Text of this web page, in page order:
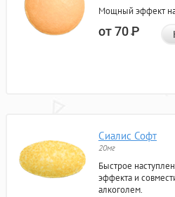
Мощный эффект на
от 70Р
Сиалис Софт
20мг
Быстрое
эффекта и
алкоголем.